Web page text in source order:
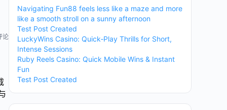
论
Navigating Fun88 feels less like a maze and more
like a smooth stroll on a sunny afternoon
Test Post Created
LuckyWins Casino: Quick‑Play Thrills for Short,
Intense Sessions
Ruby Reels Casino: Quick Mobile Wins & Instant
Fun
Test Post Created